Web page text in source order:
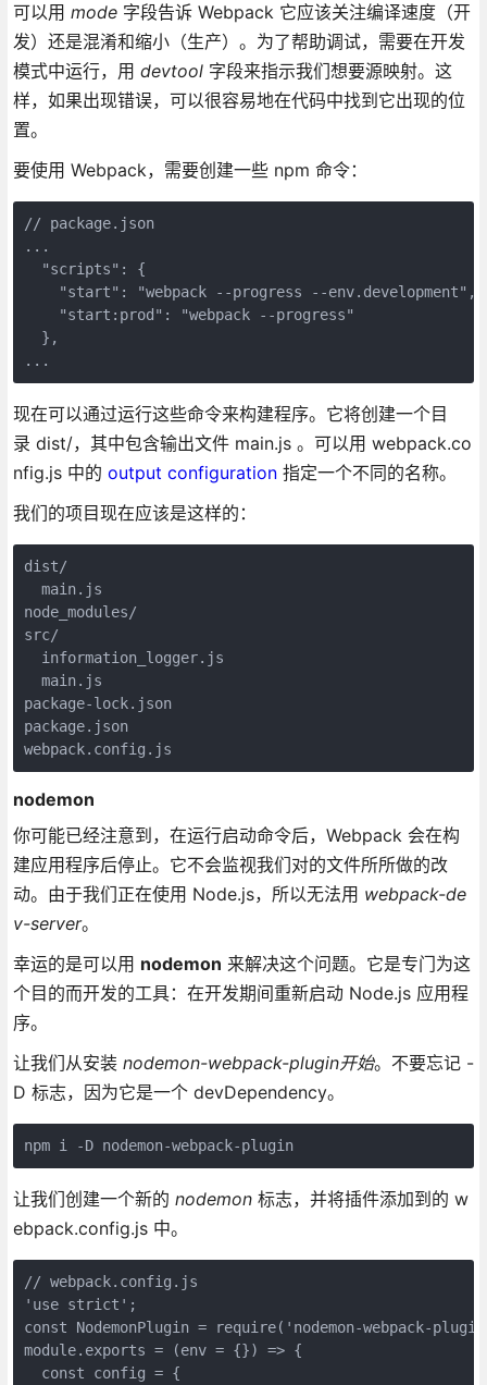
可以用 mode字段告诉 Webpack 它应该关注编译速度（开
发）还是混淆和缩小（生产）。为了帮助调试，需要在开发
模式中运行，用 devtool字段来指示我们想要源映射。这
样，如果出现错误，可以很容易地在代码中找到它出现的位
置。
要使用 Webpack，需要创建一些 npm 命令：
// package.json
...
  "scripts": {
    "start": "webpack --progress --env.development",
    "start:prod": "webpack --progress"
  },
...
现在可以通过运行这些命令来构建程序。它将创建一个目
录 dist/，其中包含输出文件 main.js 。可以用 webpack.co
nfig.js 中的 output configuration指定一个不同的名称。
我们的项目现在应该是这样的：
dist/
  main.js
node_modules/
src/
  information_logger.js
  main.js
package-lock.json
package.json
webpack.config.js
nodemon
你可能已经注意到，在运行启动命令后，Webpack 会在构
建应用程序后停止。它不会监视我们对的文件所所做的改
动。由于我们正在使用 Node.js，所以无法用 webpack-de
v-server。
幸运的是可以用 nodemon 来解决这个问题。它是专门为这
个目的而开发的工具：在开发期间重新启动 Node.js 应用程
序。
让我们从安装 nodemon-webpack-plugin开始。不要忘记 -
D 标志，因为它是一个 devDependency。
npm i -D nodemon-webpack-plugin
让我们创建一个新的 nodemon标志，并将插件添加到的 w
ebpack.config.js 中。
// webpack.config.js
'use strict';
const NodemonPlugin = require('nodemon-webpack-
module.exports = (env = {}) => {
  const config = {